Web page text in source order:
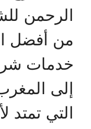
الرحمن
من أفضل
خدمات
إلى